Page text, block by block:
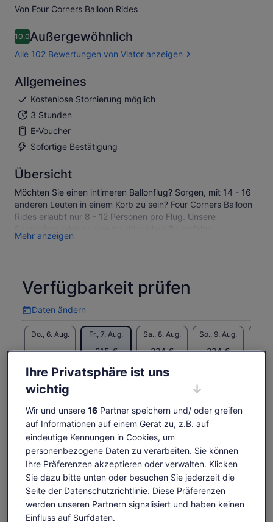
Von Four Corners Balloon Rides
10.010.0 von 10
Außergewöhnlich
Alle 102 Bewertungen von Viator anzeigen
Allgemeines
Kostenlose Stornierung möglich
3 Stunden
E-Voucher
Sofortige Bestätigung
Übersicht
Möchten Sie einen intimeren Ballonflug? Sorgen, mit 14 - 16
anderen Leuten in einem Korb zu sein? Four Corners Balloon
Rides erlaubt nur 8 - 12 Personen pro Flug. Unsere
Mehr anzeigen
Verfügbarkeit prüfen
Daten ändern
Daten
ändern
Do., 6. Aug.
-
Fr., 7. Aug.
215 €
Sa., 8. Aug.
224 €
So., 9. Aug.
224 €
Der
beträgt
207 €
pro
Erw.
207 €
inkl. Steuern & Gebühren
pro Erw.
Einige Inhalte dieser Seite wurden möglicherweise
maschinell übersetzt
Originaltext anzeigen (Englisch)
Feedback zu dieser Übersetzung gebenWird
in
Tab
geöffnet
Das ist im Preis enthalten
Leichte Snacks
Szenischer Heißluftballonflug
Professioneller Leitfaden
Champagner-Toast
Ihre Privatsphäre ist uns
wichtig
Wir und unsere 16Partner speichern und/ oder greifen
auf Informationen auf einem Gerät zu, z.B. auf
eindeutige Kennungen in Cookies, um
personenbezogene Daten zu verarbeiten. Sie können
Ihre Präferenzen akzeptieren oder verwalten. Klicken
Sie dazu bitte unten oder besuchen Sie jederzeit die
Seite der Datenschutzrichtlinie. Diese Präferenzen
werden unseren Partnern signalisiert und haben keinen
Einfluss auf Surfdaten.